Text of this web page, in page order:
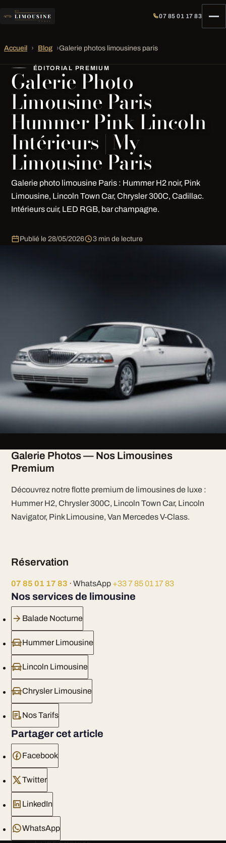
07 85 01 17 83
Accueil › Blog ›Galerie photos limousines paris
ÉDITORIAL PREMIUM
Galerie Photo
Limousine Paris
Hummer Pink Lincoln
Intérieurs | My
Limousine Paris
Galerie photo limousine Paris : Hummer H2 noir, Pink
Limousine, Lincoln Town Car, Chrysler 300C, Cadillac.
Intérieurs cuir, LED RGB, bar champagne.
Publié le 28/05/2026 3 min de lecture
Galerie Photos — Nos Limousines
Premium
Découvrez notre flotte premium de limousines de luxe :
Hummer H2, Chrysler 300C, Lincoln Town Car, Lincoln
Navigator, Pink Limousine, Van Mercedes V-Class.
Réservation
07 85 01 17 83 · WhatsApp +33 7 85 01 17 83
Nos services de limousine
Balade Nocturne
Hummer Limousine
Lincoln Limousine
Chrysler Limousine
Nos Tarifs
Partager cet article
Facebook
Twitter
LinkedIn
WhatsApp